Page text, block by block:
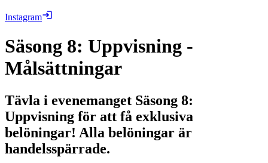
Instagram
Säsong 8: Uppvisning -
Målsättningar
Tävla i evenemanget Säsong 8:
Uppvisning för att få exklusiva
belöningar! Alla belöningar är
handelsspärrade.